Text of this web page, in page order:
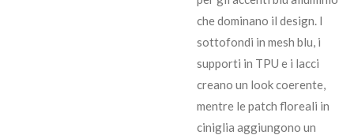
che dominano il design. I
sottofondi in mesh blu, i
supporti in TPU e i lacci
creano un look coerente,
mentre le patch floreali in
ciniglia aggiungono un